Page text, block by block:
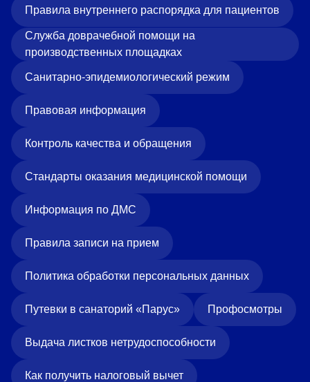
Правила внутреннего распорядка для пациентов
Служба доврачебной помощи на
производственных площадках
Санитарно-эпидемиологический режим
Правовая информация
Контроль качества и обращения
Стандарты оказания медицинской помощи
Информация по ДМС
Правила записи на прием
Политика обработки персональных данных
Путевки в санаторий «Парус» Профосмотры
Выдача листков нетрудоспособности
Как получить налоговый вычет